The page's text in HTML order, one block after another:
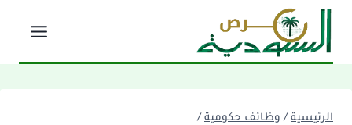
التجاوز
المحتوى
الرئيسية / وظائف حكومية /